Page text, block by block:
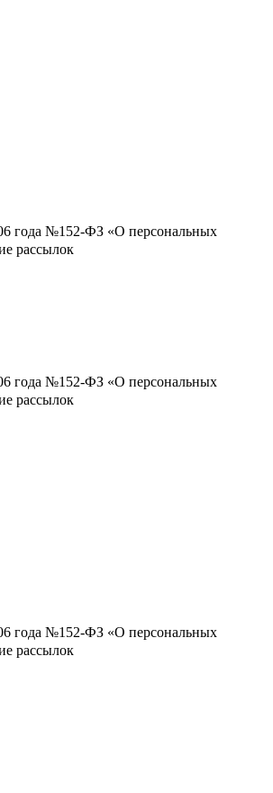
года №152-ФЗ «О персональных
рассылок
года №152-ФЗ «О персональных
рассылок
года №152-ФЗ «О персональных
рассылок